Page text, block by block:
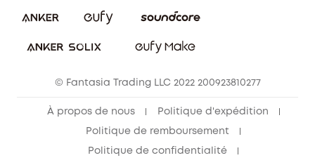
© Fantasia Trading LLC 2022 200923810277
À propos de nous Politique d'expédition
Politique de remboursement
Politique de confidentialité